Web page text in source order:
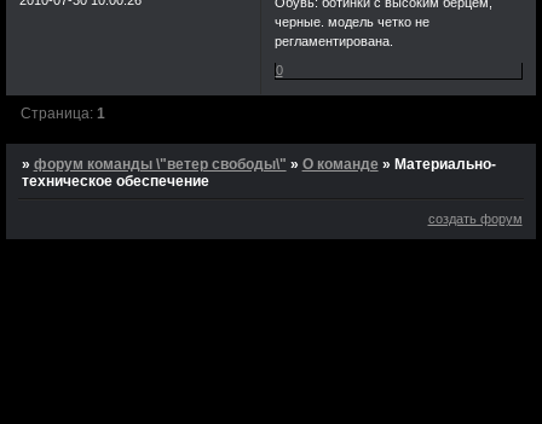
черные. модель четко не
регламентирована.
0
Страница: 1
» форум команды \"ветер свободы\" » О команде » Материально-
техническое обеспечение
создать форум